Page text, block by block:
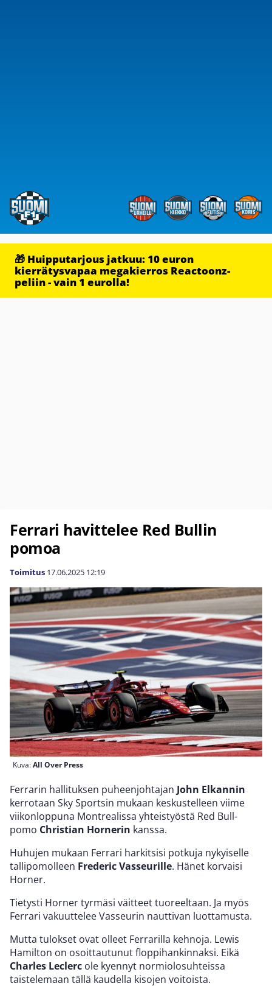
🎁 Huipputarjous jatkuu: 10 euron
kierrätysvapaa megakierros Reactoonz-
peliin - vain 1 eurolla!
Ferrari havittelee Red Bullin
pomoa
Toimitus 17.06.2025 12:19
Kuva:All Over Press
Ferrarin hallituksen puheenjohtajan John Elkannin
kerrotaan Sky Sportsin mukaan keskustelleen viime
viikonloppuna Montrealissa yhteistyöstä Red Bull-
pomo Christian Hornerin kanssa.
Huhujen mukaan Ferrari harkitsisi potkuja nykyiselle
tallipomolleen Frederic Vasseurille. Hänet korvaisi
Horner.
Tietysti Horner tyrmäsi väitteet tuoreeltaan. Ja myös
Ferrari vakuuttelee Vasseurin nauttivan luottamusta.
Mutta tulokset ovat olleet Ferrarilla kehnoja. Lewis
Hamilton on osoittautunut floppihankinnaksi. Eikä
Charles Leclerc ole kyennyt normiolosuhteissa
taistelemaan tällä kaudella kisojen voitoista.